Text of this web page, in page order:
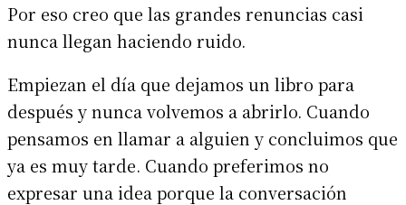
Por eso creo que las grandes renuncias casi
nunca llegan haciendo ruido.
Empiezan el día que dejamos un libro para
después y nunca volvemos a abrirlo. Cuando
pensamos en llamar a alguien y concluimos que
ya es muy tarde. Cuando preferimos no
expresar una idea porque la conversación